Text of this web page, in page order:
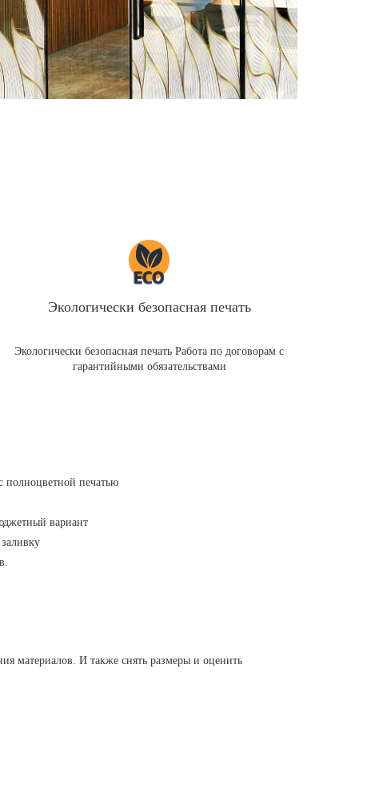
Экологически безопасная печать
Экологически безопасная печать Работа по договорам с
гарантийными обязательствами
полноцветной печатью
вариант
материалов. И также снять размеры и оценить